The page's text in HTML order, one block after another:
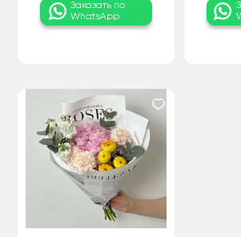
Заказать по
WhatsApp